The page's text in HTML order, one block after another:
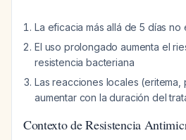
La eficacia más allá de 5 días no
El uso prolongado aumenta el
resistencia bacteriana
Las reacciones locales (eritema,
aumentar con la duración del
Contexto de Resistencia